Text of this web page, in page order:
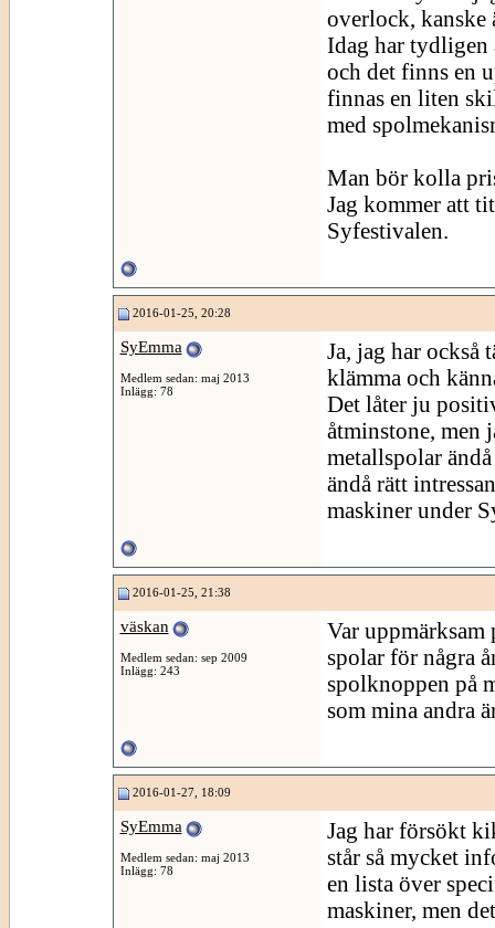
overlock, kanske
Idag har tydligen
och det finns en
finnas en liten
med
Man bör kolla
Jag kommer att
Syfestivalen.
2016-01-25, 20:28
SyEmma
Medlem sedan: maj 2013
Inlägg: 78
Ja, jag har också
klämma och
Det låter ju
åtminstone, men
metallspolar
ändå rätt
maskiner under
2016-01-25, 21:38
väskan
Medlem sedan: sep 2009
Inlägg: 243
Var uppmärksam
spolar för några
spolknoppen på
som mina andra
2016-01-27, 18:09
SyEmma
Medlem sedan: maj 2013
Inlägg: 78
Jag har försökt
står så mycket
en lista över
maskiner, men